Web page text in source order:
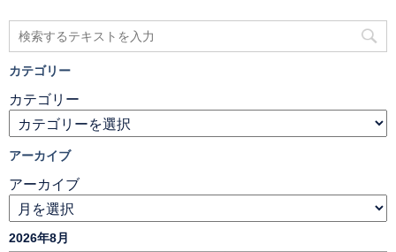
カテゴリー
カテゴリー
アーカイブ
アーカイブ
2026年8月